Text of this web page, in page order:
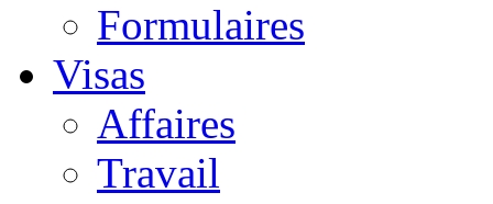
Formulaires
Visas
Affaires
Travail